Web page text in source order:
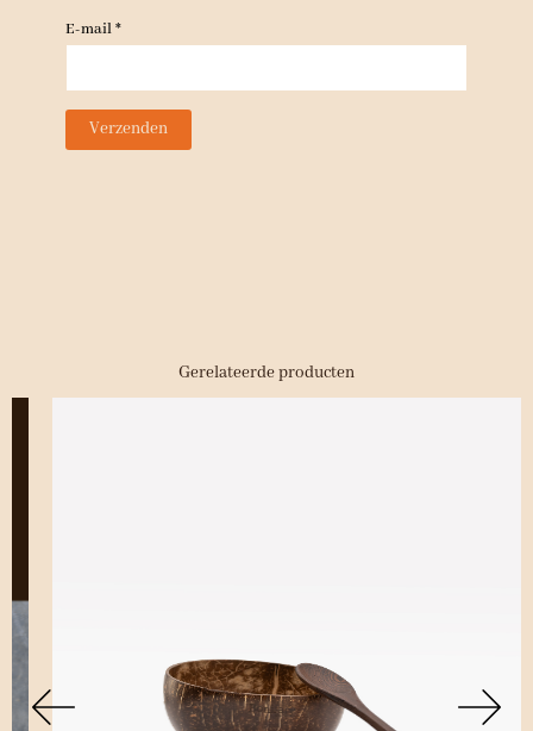
E-mail*
Gerelateerde producten